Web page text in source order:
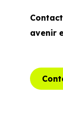
avenir